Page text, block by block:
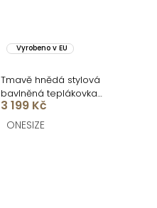
Vyrobeno v EU
Tmavě hnědá stylová
bavlněná teplákovka
ADELLINE
3 199 Kč
ONESIZE